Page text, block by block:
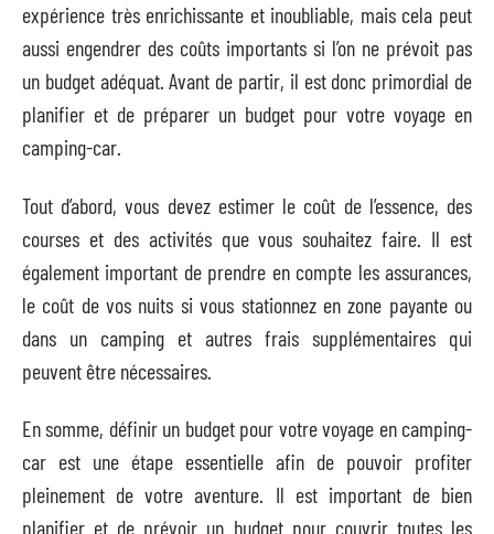
expérience très enrichissante et inoubliable, mais cela peut
aussi engendrer des coûts importants si l’on ne prévoit pas
un budget adéquat. Avant de partir, il est donc primordial de
planifier et de préparer un budget pour votre voyage en
camping-car.
Tout d’abord, vous devez estimer le coût de l’essence, des
courses et des activités que vous souhaitez faire. Il est
également important de prendre en compte les assurances,
le coût de vos nuits si vous stationnez en zone payante ou
dans un camping et autres frais supplémentaires qui
peuvent être nécessaires.
En somme, définir un budget pour votre voyage en camping-
car est une étape essentielle afin de pouvoir profiter
pleinement de votre aventure. Il est important de bien
planifier et de prévoir un budget pour couvrir toutes les